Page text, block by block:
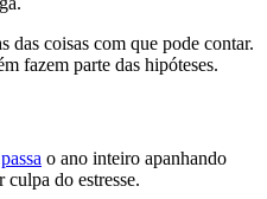
das coisas com que pode contar.
fazem parte das hipóteses.
passa o ano inteiro apanhando
culpa do estresse.